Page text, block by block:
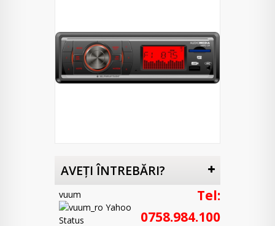
AVEŢI ÎNTREBĂRI?
vuum
Tel:
0758.984.100